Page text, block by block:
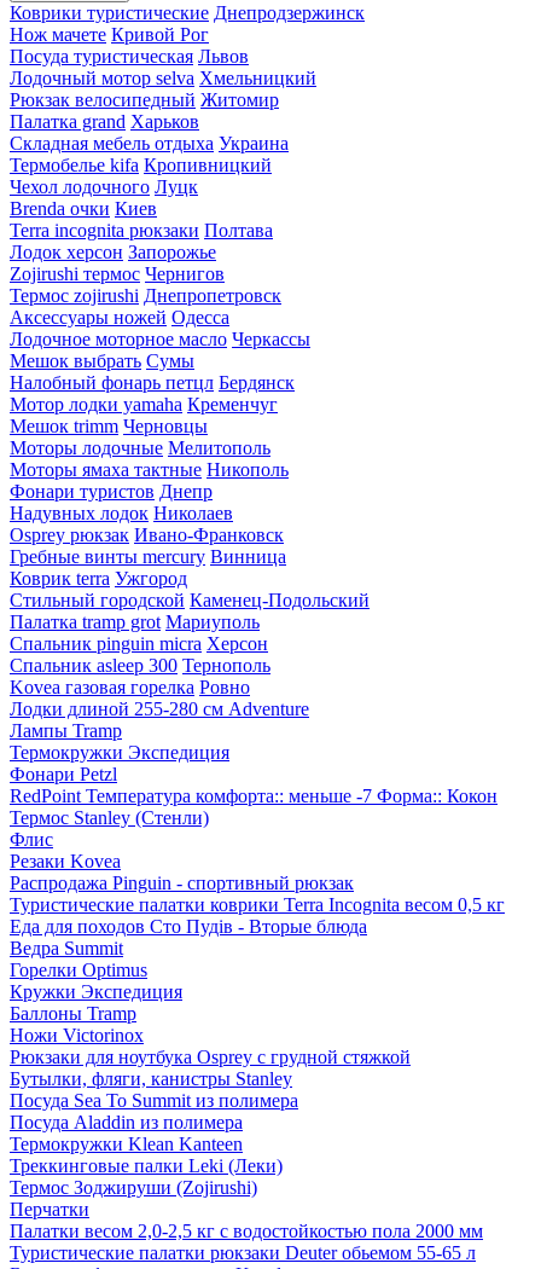
Коврики туристические Днепродзержинск
Нож мачете Кривой Рог
Посуда туристическая Львов
Лодочный мотор selva Хмельницкий
Рюкзак велосипедный Житомир
Палатка grand Харьков
Складная мебель отдыха Украина
Термобелье kifa Кропивницкий
Чехол лодочного Луцк
Brenda очки Киев
Terra incognita рюкзаки Полтава
Лодок херсон Запорожье
Zojirushi термос Чернигов
Термос zojirushi Днепропетровск
Аксессуары ножей Одесса
Лодочное моторное масло Черкассы
Мешок выбрать Сумы
Налобный фонарь петцл Бердянск
Мотор лодки yamaha Кременчуг
Мешок trimm Черновцы
Моторы лодочные Мелитополь
Моторы ямаха тактные Никополь
Фонари туристов Днепр
Надувных лодок Николаев
Osprey рюкзак Ивано-Франковск
Гребные винты mercury Винница
Коврик terra Ужгород
Стильный городской Каменец-Подольский
Палатка tramp grot Мариуполь
Спальник pinguin micra Херсон
Спальник asleep 300 Тернополь
Kovea газовая горелка Ровно
Лодки длиной 255-280 см Adventure
Лампы Tramp
Термокружки Экспедиция
Фонари Petzl
RedPoint Температура комфорта:: меньше -7 Форма:: Кокон
Термос Stanley (Стенли)
Флис
Резаки Kovea
Распродажа Pinguin - спортивный рюкзак
Туристические палатки коврики Terra Incognita весом 0,5 кг
Еда для походов Сто Пудів - Вторые блюда
Ведра Summit
Горелки Optimus
Кружки Экспедиция
Баллоны Tramp
Ножи Victorinox
Рюкзаки для ноутбука Osprey с грудной стяжкой
Бутылки, фляги, канистры Stanley
Посуда Sea To Summit из полимера
Посуда Aladdin из полимера
Термокружки Klean Kanteen
Треккинговые палки Leki (Леки)
Термос Зоджируши (Zojirushi)
Перчатки
Палатки весом 2,0-2,5 кг с водостойкостью пола 2000 мм
Туристические палатки рюкзаки Deuter обьемом 55-65 л